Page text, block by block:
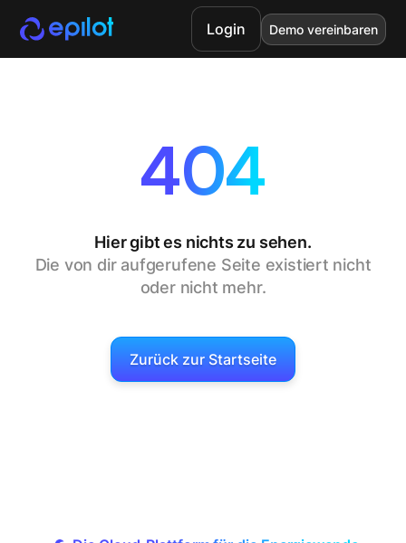
Login Demo vereinbaren
404
Hier gibt es nichts zu sehen.
Die von dir aufgerufene Seite existiert nicht
oder nicht mehr.
Zurück zur Startseite